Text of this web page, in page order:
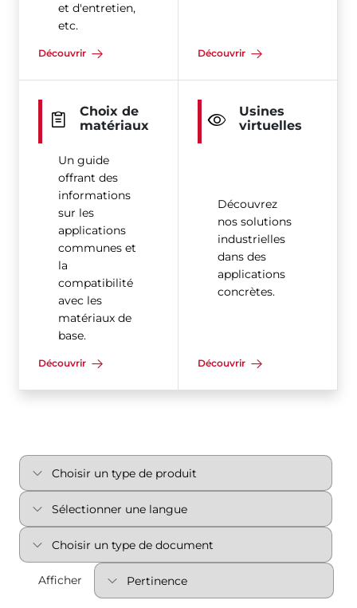
et d'entretien,
etc.
Découvrir Découvrir
Choix de
matériaux
Un guide
offrant des
informations
sur les
applications
communes et
la
compatibilité
avec les
matériaux de
base.
Découvrir
Usines
virtuelles
Découvrez
nos solutions
industrielles
dans des
applications
concrètes.
Découvrir
Afficher